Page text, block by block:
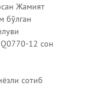
Жамият
бўлган
12 сон
сотиб